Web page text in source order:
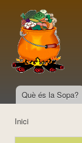
Menú principal
Què és la Sopa?
Inici